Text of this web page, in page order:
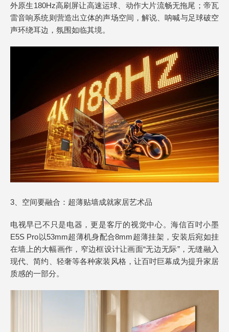
外原生180Hz高刷屏让高速运球、动作大片流畅无拖尾；帝瓦
雷音响系统则营造出立体的声场空间，解说、呐喊与足球破空
声环绕耳边，氛围如临其境。
3、空间要融合：超薄贴墙成就家居艺术品
电视早已不只是电器，更是客厅的视觉中心。海信百吋小墨
E5S Pro以53mm超薄机身配合8mm超薄挂架，安装后宛如挂
在墙上的大幅画作，窄边框设计让画面“无边无际”，无缝融入
现代、简约、轻奢等各种家装风格，让百吋巨幕成为提升家居
质感的一部分。